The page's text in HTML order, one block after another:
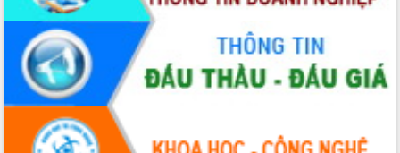
Thứ trưởng Bộ Nông nghiệp và Môi
trường Nguyễn Hoàng Hiệp khảo sát
vùng trồng và doanh nghiệp đóng gói
sầu riêng tại Đắk Lắk
Trình diễn nghệ thuật chế biến các
món ăn từ sầu riêng
Đắk Lắk công bố Quy hoạch và xúc
tiến đầu tư tỉnh